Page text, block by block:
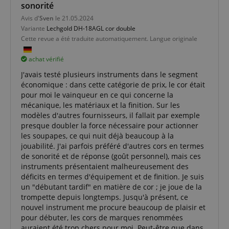
sonorité
Avis d'Sven le 21.05.2024
Variante Lechgold DH-18AGL cor double
Cette revue a été traduite automatiquement. Langue originale
achat vérifié
J'avais testé plusieurs instruments dans le segment
économique : dans cette catégorie de prix, le cor était
pour moi le vainqueur en ce qui concerne la
mécanique, les matériaux et la finition. Sur les
modèles d'autres fournisseurs, il fallait par exemple
presque doubler la force nécessaire pour actionner
les soupapes, ce qui nuit déjà beaucoup à la
jouabilité. J'ai parfois préféré d'autres cors en termes
de sonorité et de réponse (goût personnel), mais ces
instruments présentaient malheureusement des
déficits en termes d'équipement et de finition. Je suis
un "débutant tardif" en matière de cor ; je joue de la
trompette depuis longtemps. Jusqu'à présent, ce
nouvel instrument me procure beaucoup de plaisir et
pour débuter, les cors de marques renommées
Les cookies strictement nécessaires permettent des
fonctionnalités de base du site Web telles que la
connexion des utilisateurs et la gestion des
correctement sans les cookies strictement
Nom
Fournisseur /
Domaine
CookieScriptConsent
CookieScript
.kirstein.fr